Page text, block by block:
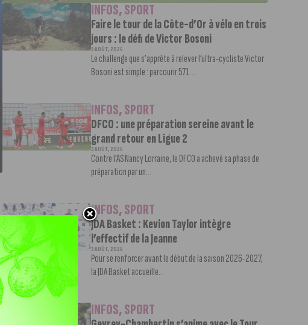
INFOS,SPORT
Faire le tour de la Côte-d’Or à vélo en trois
jours : le défi de Victor Bosoni
5 AOÛT, 2026
Le challenge que s’apprête à relever l’ultra-cycliste Victor
Bosoni est simple : parcourir 571...
INFOS,SPORT
DFCO : une préparation sereine avant le
grand retour en Ligue 2
3 AOÛT, 2026
Contre l’AS Nancy Lorraine, le DFCO a achevé sa phase de
préparation par un...
INFOS,SPORT
JDA Basket : Kevion Taylor intègre
l’effectif de la Jeanne
3 AOÛT, 2026
Pour se renforcer avant le début de la saison 2026-2027,
la JDA Basket accueille...
INFOS,SPORT